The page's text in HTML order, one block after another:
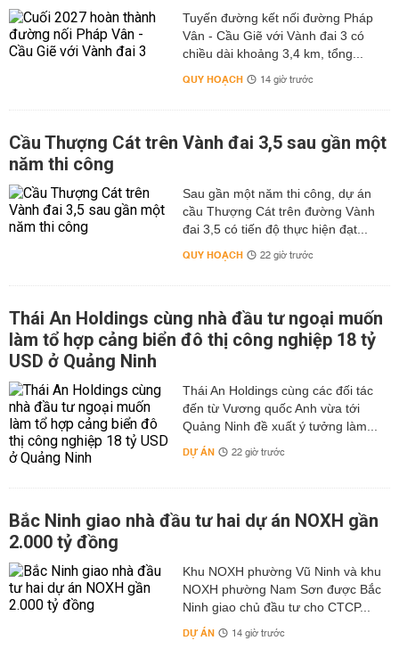
Tuyến đường kết nối đường Pháp
Vân - Cầu Giẽ với Vành đai 3 có
chiều dài khoảng 3,4 km, tổng...
QUY HOẠCH 14 giờ trước
Cầu Thượng Cát trên Vành đai 3,5 sau gần một
năm thi công
Sau gần một năm thi công, dự án
cầu Thượng Cát trên đường Vành
đai 3,5 có tiến độ thực hiện đạt...
QUY HOẠCH 22 giờ trước
Thái An Holdings cùng nhà đầu tư ngoại muốn
làm tổ hợp cảng biển đô thị công nghiệp 18 tỷ
USD ở Quảng Ninh
Thái An Holdings cùng các đối tác
đến từ Vương quốc Anh vừa tới
Quảng Ninh đề xuất ý tưởng làm...
DỰ ÁN 22 giờ trước
Bắc Ninh giao nhà đầu tư hai dự án NOXH gần
2.000 tỷ đồng
Khu NOXH phường Vũ Ninh và khu
NOXH phường Nam Sơn được Bắc
Ninh giao chủ đầu tư cho CTCP...
DỰ ÁN 14 giờ trước